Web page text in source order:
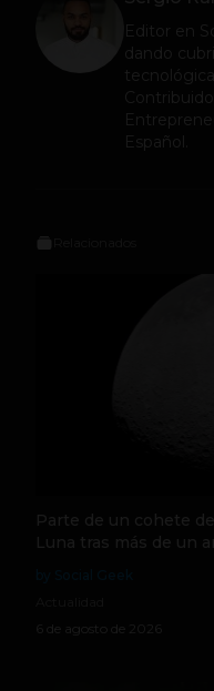
Editor en
dando
Español.
Parte de un cohete
Luna tras más de un
6 de agosto de 2026